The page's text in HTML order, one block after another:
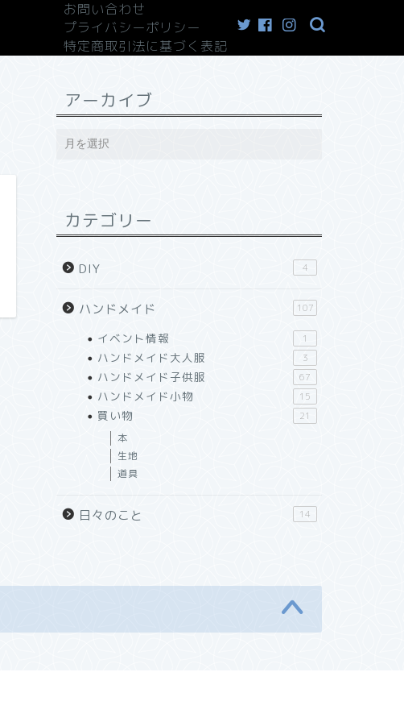
お問い合わせ
プライバシーポリシー
特定商取引法に基づく表記
アーカイブ
カテゴリー
DIY 4
ハンドメイド 107
イベント情報 1
ハンドメイド大人服 3
ハンドメイド子供服 67
ハンドメイド小物 15
買い物 21
本
生地
道具
日々のこと 14